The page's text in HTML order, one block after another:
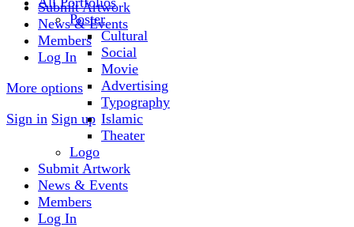
Submit Artwork
News & Events
Members
Log In
More options
Sign in Sign up
Poster
Cultural
Social
Movie
Advertising
Typography
Islamic
Theater
Logo
Submit Artwork
News & Events
Members
Log In